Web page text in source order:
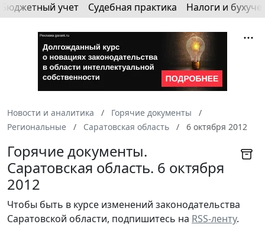
Бюджетный учет Судебная практика Налоги и
Новости и аналитика
Горячие документы
Региональные
Саратовская область 6 октября 2012
Горячие документы.
Саратовская область. 6 октября
2012
Чтобы быть в курсе изменений законодательства
Саратовской области, подпишитесь на RSS-ленту.